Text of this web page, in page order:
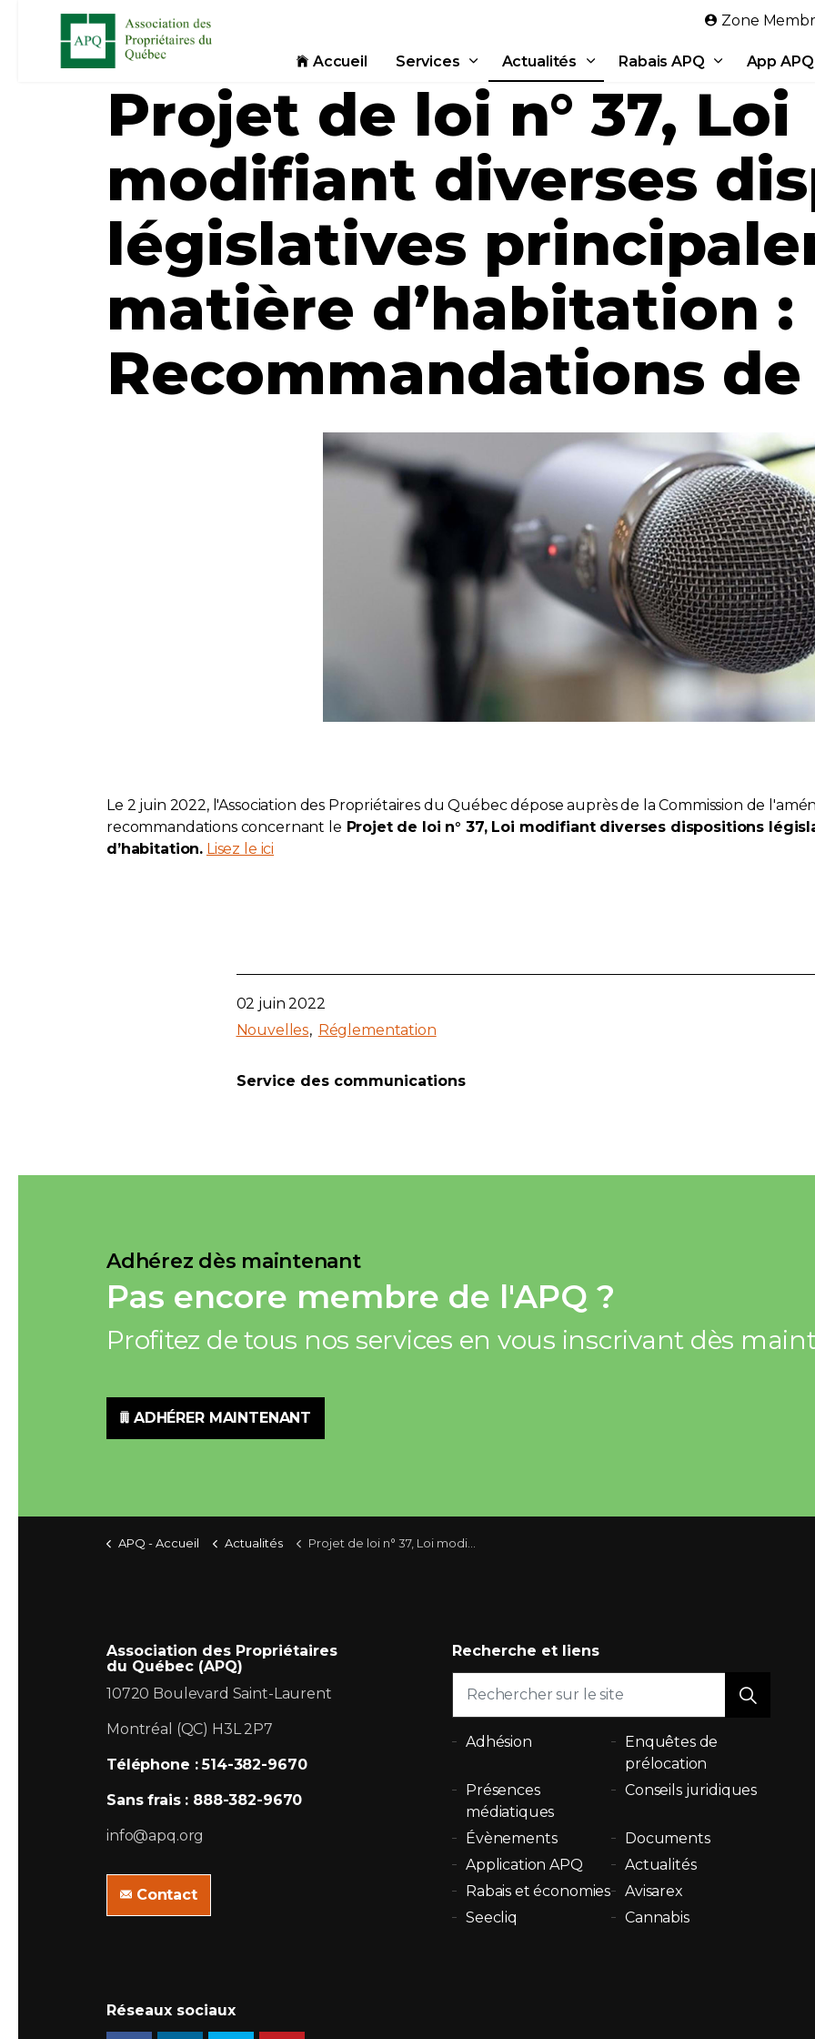
Accueil Services Actualités Rabais APQ App APQ
Zone
Projet de loi n° 37, Loi
modifiant diverses
législatives
matière d’habitation :
Recommandations de
Le 2 juin 2022, l'Association des Propriétaires du Québec dépose auprès de la Commission de
recommandations concernant le Projet de loi n° 37, Loi modifiant diverses dispositions
d’habitation. Lisez le ici
02 juin 2022
Nouvelles
Réglementation
Service des communications
Adhérez dès maintenant
Pas encore membre de l'APQ ?
Profitez de tous nos services en vous inscrivant dès
ADHÉRER MAINTENANT
APQ - Accueil Actualités Projet de loi n° 37, Loi modifiant diverses dispositions législatives principalement en matière d’habitation : Recommandations de l'APQ
Association des Propriétaires
du Québec (APQ)
10720 Boulevard Saint-Laurent
Montréal (QC) H3L 2P7
Téléphone : 514-382-9670
Sans frais : 888-382-9670
info@apq.org
Contact
Recherche et liens
Adhésion
Enquêtes de
prélocation
Présences
médiatiques
Conseils juridiques
Évènements
Documents
Application APQ
Actualités
Rabais et économies
Avisarex
Seecliq
Cannabis
Réseaux sociaux